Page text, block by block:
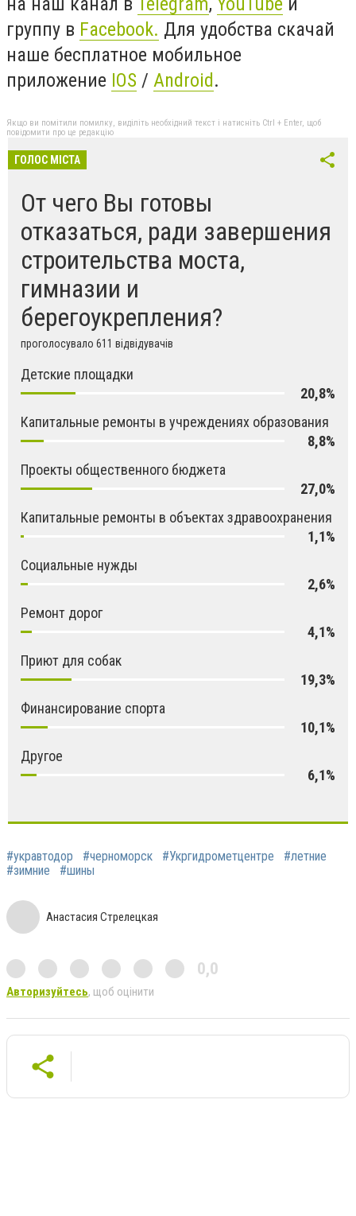
группу в Facebook. Для удобства скачай
наше бесплатное мобильное
приложение IOS / Android.
Якщо ви помітили помилку, виділіть необхідний текст і натисніть Ctrl + Enter, щоб
повідомити про це редакцію
ГОЛОС МІСТА
От чего Вы готовы
отказаться, ради завершения
строительства моста,
гимназии и
берегоукрепления?
проголосувало 611 відвідувачів
Детские площадки
20,8%
Капитальные ремонты в учреждениях образования
8,8%
Проекты общественного бюджета
27,0%
Капитальные ремонты в объектах здравоохранения
1,1%
Социальные нужды
2,6%
Ремонт дорог
4,1%
Приют для собак
19,3%
Финансирование спорта
10,1%
Другое
6,1%
#укравтодор #черноморск #Укргидрометцентре
#летние
#зимние
#шины
Анастасия Стрелецкая
0,0
Авторизуйтесь, щоб оцінити